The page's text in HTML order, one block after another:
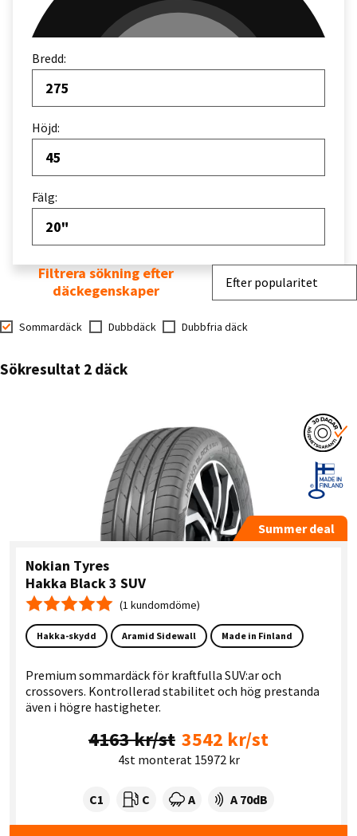
Bredd:
275
Höjd:
45
Fälg:
20"
Sommardäck Dubbdäck Dubbfria däck
Sortera efter
Efter popularitet
Sökresultat 2 däck
Filtrera sökning efter
däckegenskaper
Summer deal
Nokian Tyres
Hakka Black 3 SUV
Medelbetyg 5.0 (1 kundomdöme)
Hakka-skydd Aramid Sidewall Made in Finland
Premium sommardäck för kraftfulla SUV:ar och
crossovers. Kontrollerad stabilitet och hög prestanda
även i högre hastigheter.
4163 kr/st 3542 kr/st
4st monterat 15972 kr
Tyre class:
C1 Rullmotstånd:
C Våtgrepp:
A Ljudnivå dB:
A 70dB